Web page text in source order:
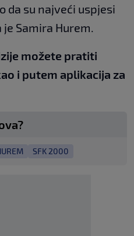
da su najveći uspjesi
Samira Hurem.
možete pratiti
i putem aplikacija za
SFK 2000